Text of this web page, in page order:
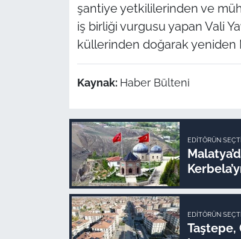
şantiye yetkililerinden ve
iş birliği vurgusu yapan Vali
küllerinden doğarak yeniden
Kaynak: Haber Bülteni
EDITÖRÜN
EDITÖRÜN
Taştepe,